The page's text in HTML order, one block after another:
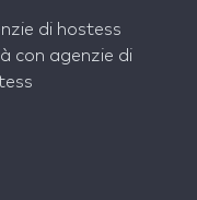
di hostess
con agenzie di